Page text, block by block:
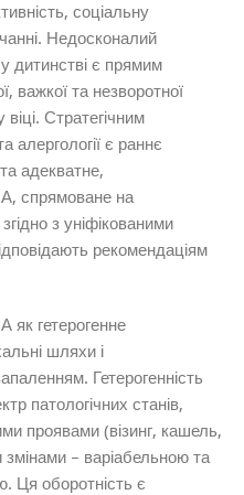
соціальну
Недосконалий
дитинстві є прямим
важкої та незворотної
Стратегічним
алергології є раннє
адекватне,
спрямоване на
з уніфікованими
рекомендаціям
як гетерогенне
шляхи і
Гетерогенність
патологічних станів,
проявами (візинг, кашель,
– варіабельною та
Ця оборотність є